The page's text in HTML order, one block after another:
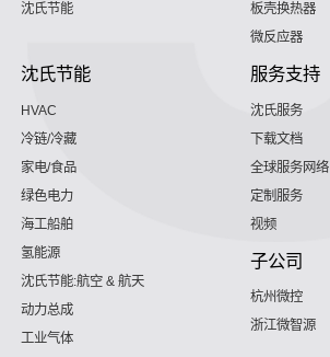
沈氏节能
板壳换热器
微反应器
沈氏节能
HVAC
冷链/冷藏
家电/食品
绿色电力
海工船舶
氢能源
沈氏节能:航空 & 航天
动力总成
工业气体
服务支持
沈氏服务
下载文档
全球服务网络
定制服务
视频
子公司
杭州微控
浙江微智源